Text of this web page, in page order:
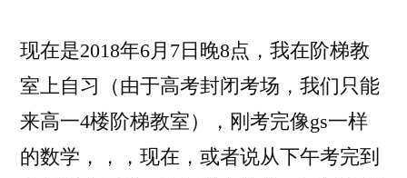
现在是2018年6月7日晚8点，我在阶梯教
室上自习
（由于高考封闭考场，我们只能
来高一4楼阶梯教室），刚考完像gs一样
的数学，，，现在，或者说从下午考完到